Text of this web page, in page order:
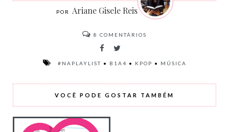
Ariane Gisele Reis
8 COMENTÁRIOS
#NAPLAYLIST • B1A4 • KPOP • MÚSICA
VOCÊ PODE GOSTAR TAMBÉM